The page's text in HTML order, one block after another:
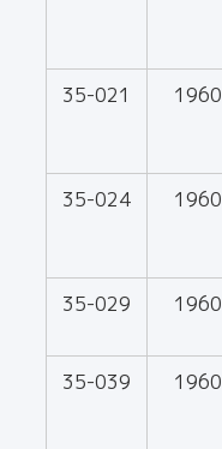
35-021 1960
35-024 1960
35-029 1960
35-039
1960